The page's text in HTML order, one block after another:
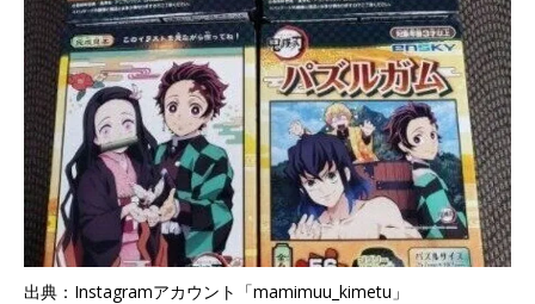
出典：Instagramアカウント「mamimuu_kimetu」